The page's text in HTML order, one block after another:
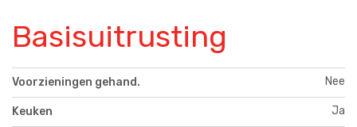
Basisuitrusting
Voorzieningen gehand. Nee
Keuken Ja